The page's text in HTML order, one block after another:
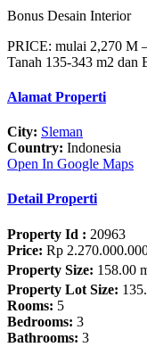
Bonus Desain Interior
PRICE: mulai 2,270 M
Tanah 135-343 m2 dan
Alamat Properti
City: Sleman
Country: Indonesia
Open In Google Maps
Detail Properti
Property Id : 20963
Price: Rp
Property Size: 158.00
Property Lot Size:
Rooms: 5
Bedrooms: 3
Bathrooms: 3